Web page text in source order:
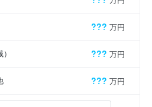
??? 万円
??? 万円
??? 万円